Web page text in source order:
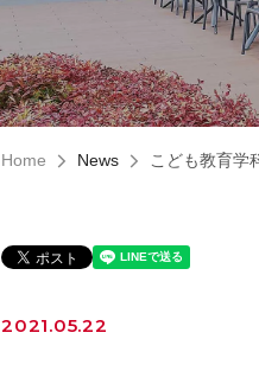
Home News こども教育学
2021.05.22